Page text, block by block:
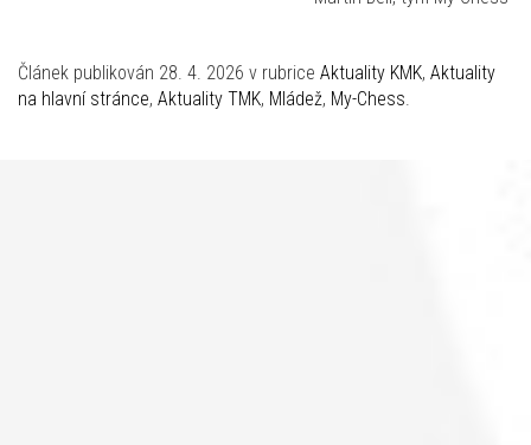
Článek publikován 28. 4. 2026 v rubrice Aktuality KMK, Aktuality
na hlavní stránce, Aktuality TMK, Mládež, My-Chess.